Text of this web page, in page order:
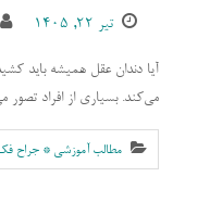
تیر ۲۲, ۱۴۰۵
می‌کند. بسیاری از افراد
مطالب آموزشی * جراح